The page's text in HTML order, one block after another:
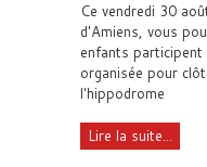
Ce vendredi 30
d'Amiens, vous
enfants participent
organisée pour
l'hippodrome
Lire la suite...